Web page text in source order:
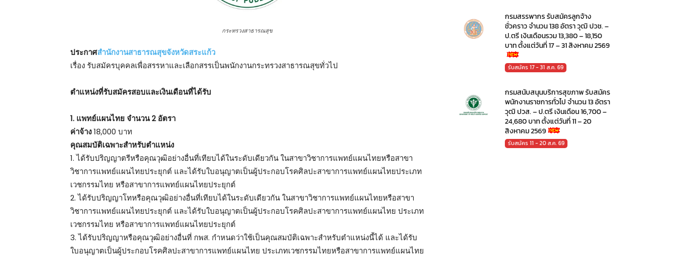
กระทรวงสาธารณสุข
ประกาศสำนักงานสาธารณสุขจังหวัดสระแก้ว
เรื่อง รับสมัครบุคคลเพื่อสรรหาและเลือกสรรเป็นพนักงานกระทรวงสาธารณสุขทั่วไป
ตําแหน่งที่รับสมัครสอบและเงินเดือนที่ได้รับ
1. แพทย์แผนไทย จำนวน 2 อัตรา
ค่าจ้าง18,000 บาท
คุณสมบัติเฉพาะสำหรับตำแหน่ง
1. ได้รับปริญญาตรีหรือคุณวุฒิอย่างอื่นที่เทียบได้ในระดับเดียวกัน ในสาขาวิชาการแพทย์แผนไทยหรือสาขา
วิชาการแพทย์แผนไทยประยุกต์ และได้รับใบอนุญาตเป็นผู้ประกอบโรคศิลปะสาขาการแพทย์แผนไทยประเภท
เวชกรรมไทย หรือสาขาการแพทย์แผนไทยประยุกต์
2. ได้รับปริญญาโทหรือคุณวุฒิอย่างอื่นที่เทียบได้ในระดับเดียวกัน ในสาขาวิชาการแพทย์แผนไทยหรือสาขา
วิชาการแพทย์แผนไทยประยุกต์ และได้รับใบอนุญาตเป็นผู้ประกอบโรคศิลปะสาขาการแพทย์แผนไทย ประเภท
เวชกรรมไทย หรือสาขาการแพทย์แผนไทยประยุกต์
3. ได้รับปริญญาหรือคุณวุฒิอย่างอื่นที่ กพส. กำหนดว่าใช้เป็นคุณสมบัติเฉพาะสำหรับตำแหน่งนี้ได้ และได้รับ
ใบอนุญาตเป็นผู้ประกอบโรคศิลปะสาขาการแพทย์แผนไทย ประเภทเวชกรรมไทยหรือสาขาการแพทย์แผนไทย
กรมสรรพากร รับสมัครลูกจ้าง
ชั่วคราว จำนวน 138 อัตรา วุฒิ ปวช. –
ป.ตรี เงินเดือนรวม 13,380 – 18,150
บาท ตั้งแต่วันที่ 17 – 31 สิงหาคม 2569
รับสมัคร 17 - 31 ส.ค. 69
กรมสนับสนุนบริการสุขภาพ รับสมัคร
พนักงานราชการทั่วไป จำนวน 13 อัตรา
วุฒิ ปวส. – ป.ตรี เงินเดือน 16,700 –
24,680 บาท ตั้งแต่วันที่ 11 – 20
สิงหาคม 2569
รับสมัคร 11 - 20 ส.ค. 69